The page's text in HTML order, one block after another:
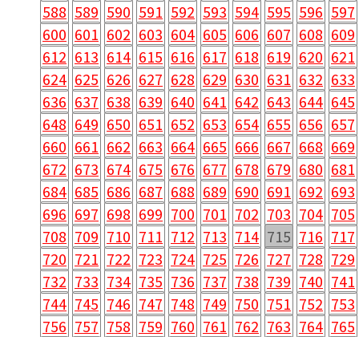
588 589 590 591 592 593 594 595 596 597
600 601 602 603 604 605 606 607 608 609
612 613 614 615 616 617 618 619 620 621
624 625 626 627 628 629 630 631 632 633
636 637 638 639 640 641 642 643 644 645
648 649 650 651 652 653 654 655 656 657
660 661 662 663 664 665 666 667 668 669
672 673 674 675 676 677 678 679 680 681
684 685 686 687 688 689 690 691 692 693
696 697 698 699 700 701 702 703 704 705
708 709 710 711 712 713 714 715 716 717
720 721 722 723 724 725 726 727 728 729
732 733 734 735 736 737 738 739 740 741
744 745 746 747 748 749 750 751 752 753
756 757 758 759 760 761 762 763 764 765